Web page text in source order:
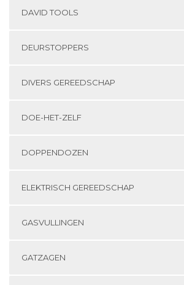
DAVID TOOLS
DEURSTOPPERS
DIVERS GEREEDSCHAP
DOE-HET-ZELF
DOPPENDOZEN
ELEKTRISCH GEREEDSCHAP
GASVULLINGEN
GATZAGEN